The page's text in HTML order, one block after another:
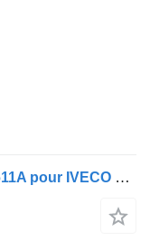
Moteur IVECO F4AFE611 A F4AFE611A pour IVECO EuroCargo IV